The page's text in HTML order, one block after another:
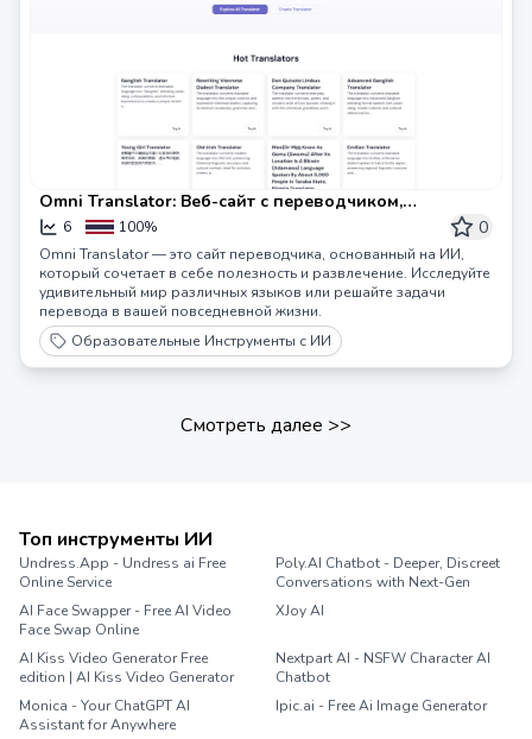
Omni Translator: Веб-сайт с переводчиком,
основанным на ИИ, который предлагает
увлекательный и персонализированный перевод.
6 100% 0
Omni Translator — это сайт переводчика, основанный на ИИ,
который сочетает в себе полезность и развлечение. Исследуйте
удивительный мир различных языков или решайте задачи
перевода в вашей повседневной жизни.
Образовательные Инструменты с ИИ
Смотреть далее >>
Топ инструменты ИИ
Undress.App - Undress ai Free
Online Service
Poly.AI Chatbot - Deeper, Discreet
Conversations with Next-Gen
AI Face Swapper - Free AI Video
Face Swap Online
XJoy AI
AI Kiss Video Generator Free
edition | AI Kiss Video Generator
Nextpart AI - NSFW Character AI
Chatbot
Monica - Your ChatGPT AI
Assistant for Anywhere
Ipic.ai - Free Ai Image Generator